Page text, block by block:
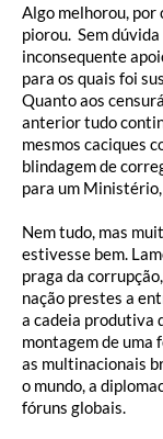
Algo melhorou,
piorou. Sem
inconsequente
para os quais foi
Quanto aos
anterior tudo
mesmos caciques
blindagem de
para um
Nem tudo, mas
estivesse bem.
praga da
nação prestes a
a cadeia produtiva
montagem de uma
as multinacionais
o mundo, a
fóruns globais.